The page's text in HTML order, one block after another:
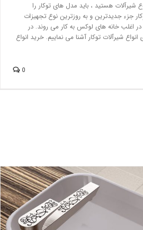
هستید ، باید مدل های توکار را
جزء جدیدترین و به روزترین نوع تجهیزات
اغلب خانه های لوکس به کار می روند. در
شیرآلات توکار آشنا می نماییم. خرید انواع